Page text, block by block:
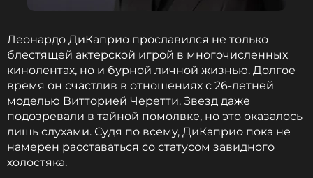
ССЫЛКА
Леонардо ДиКаприо прославился не только
блестящей актерской игрой в многочисленных
кинолентах, но и бурной личной жизнью. Долгое
время он счастлив в отношениях с 26-летней
моделью Витторией Черетти. Звезд даже
подозревали в тайной помолвке, но это оказалось
лишь слухами. Судя по всему, ДиКаприо пока не
намерен расставаться со статусом завидного
холостяка.